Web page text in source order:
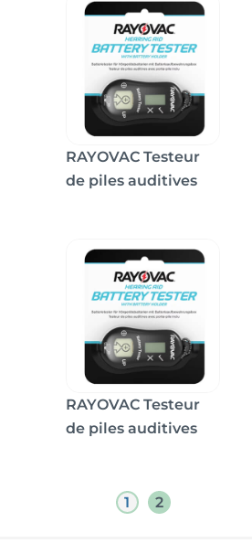
RAYOVAC Testeur
de piles auditives
RAYOVAC Testeur
de piles auditives
1 2